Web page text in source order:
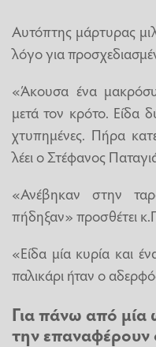
Αυτόπτης μάρτυρας
λόγο για
«Άκουσα ένα
μετά τον κρότο. Είδα
χτυπημένες. Πήρα
λέει ο Στέφανος
«Ανέβηκαν στην
πήδηξαν» προσθέτει
«Είδα μία κυρία και
παλικάρι ήταν ο
Για πάνω από
την επαναφέρουν